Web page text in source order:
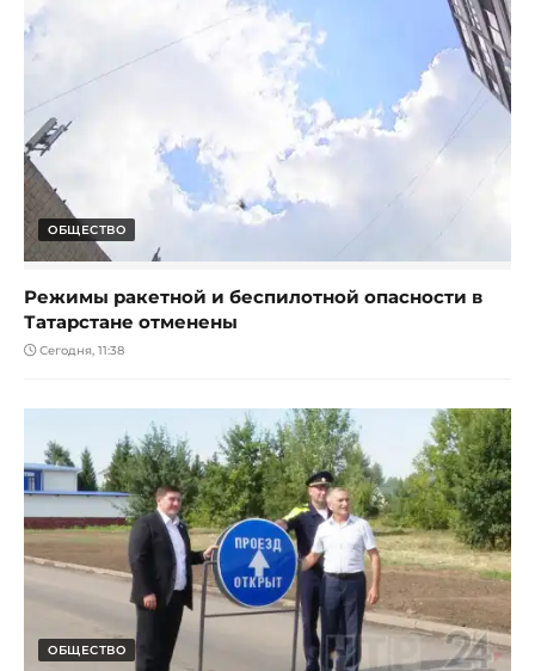
ОБЩЕСТВО
Режимы ракетной и беспилотной опасности в
Татарстане отменены
Сегодня, 11:38
ОБЩЕСТВО